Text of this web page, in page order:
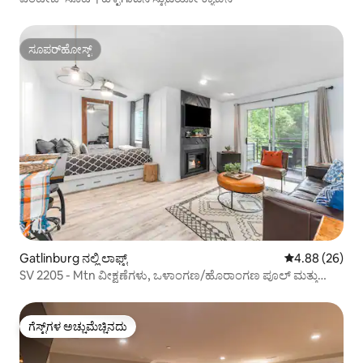
ಸೂಪರ್‌ಹೋಸ್ಟ್
ಸೂಪರ್‌ಹೋಸ್ಟ್
Gatlinburg ನಲ್ಲಿ ಲಾಫ್ಟ್ 5 ರಲ್ಲಿ 4.88
4.88 (26)
SV 2205 - Mtn ವೀಕ್ಷಣೆಗಳು, ಒಳಾಂಗಣ/ಹೊರಾಂಗಣ ಪೂಲ್ ಮತ್ತು
ಗೆಸ್ಟ್‌ಗಳ ಅಚ್ಚುಮೆಚ್ಚಿನದು
ಗೆಸ್ಟ್‌ಗಳ ಅಚ್ಚುಮೆಚ್ಚಿನದು